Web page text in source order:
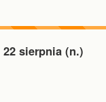
22 sierpnia (n.)